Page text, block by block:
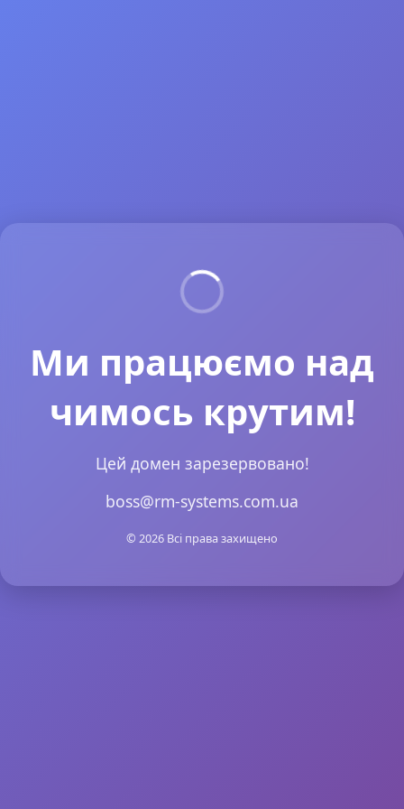
Ми працюємо над
чимось крутим!
Цей домен зарезервовано!
boss@rm-systems.com.ua
© 2026 Всі права захищено